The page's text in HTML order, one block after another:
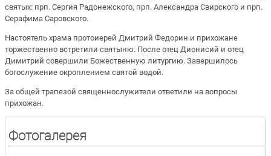
святых: прп. Сергия Радонежского, прп. Александра Свирского и прп.
Серафима Саровского.
Настоятель храма протоиерей Дмитрий Федорин и прихожане
торжественно встретили святыню. После отец Дионисий и отец
Димитрий совершили Божественную литургию. Завершилось
богослужение окроплением святой водой.
За общей трапезой священнослужители ответили на вопросы
прихожан.
Фотогалерея